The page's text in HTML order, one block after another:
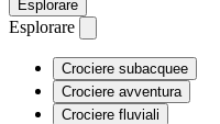
Esplorare
Esplorare
Crociere subacquee
Crociere avventura
Crociere fluviali